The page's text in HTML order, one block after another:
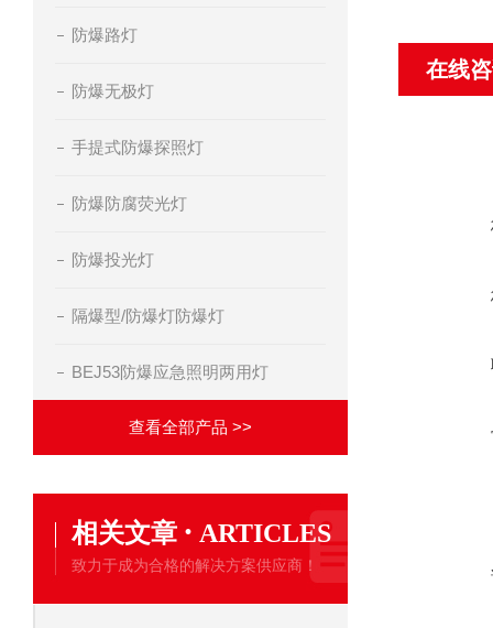
防爆路灯
防爆无极灯
手提式防爆探照灯
防爆防腐荧光灯
防爆投光灯
隔爆型/防爆灯防爆灯
BEJ53防爆应急照明两用灯
查看全部产品 >>
相关文章 · ARTICLES
致力于成为合格的解决方案供应商！
在线